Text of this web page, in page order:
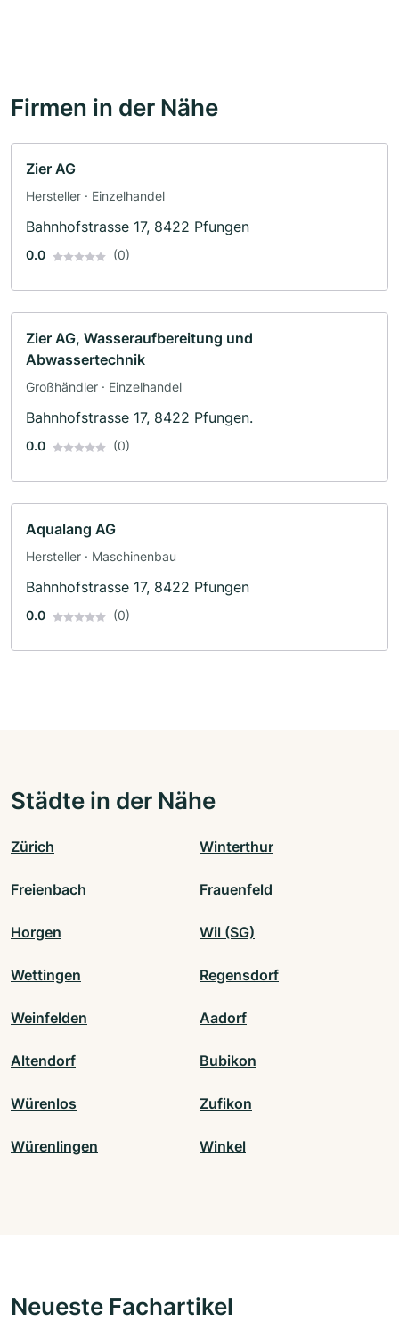
Firmen in der Nähe
Zier AG
Hersteller · Einzelhandel
Bahnhofstrasse 17, 8422 Pfungen
0.0 (0)
Zier AG, Wasseraufbereitung und
Abwassertechnik
Großhändler · Einzelhandel
Bahnhofstrasse 17, 8422 Pfungen.
0.0 (0)
Aqualang AG
Hersteller · Maschinenbau
Bahnhofstrasse 17, 8422 Pfungen
0.0 (0)
Städte in der Nähe
Zürich Winterthur
Freienbach Frauenfeld
Horgen Wil (SG)
Wettingen Regensdorf
Weinfelden Aadorf
Altendorf Bubikon
Würenlos Zufikon
Würenlingen Winkel
Neueste Fachartikel